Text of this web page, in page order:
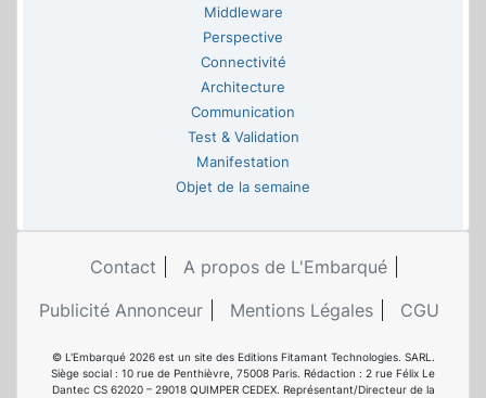
Middleware
Perspective
Connectivité
Architecture
Communication
Test & Validation
Manifestation
Objet de la semaine
Contact
A propos de L'Embarqué
Publicité Annonceur
Mentions Légales CGU
© L'Embarqué 2026 est un site des Editions Fitamant Technologies. SARL.
Siège social : 10 rue de Penthièvre, 75008 Paris. Rédaction : 2 rue Félix Le
Dantec CS 62020 – 29018 QUIMPER CEDEX. Représentant/Directeur de la